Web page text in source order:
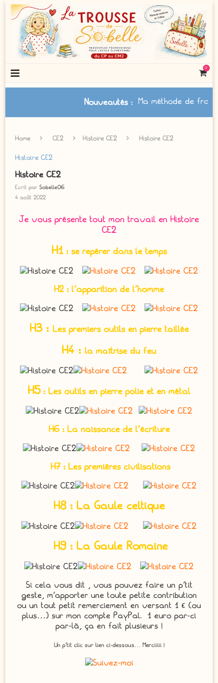
0
Nouveautés: Ma méthode de français à
Home CE2 Histoire CE2 Histoire CE2
Histoire CE2
Histoire CE2
Ecrit parSobelle06
4 août 2022
Je vous présente tout mon travail en Histoire
CE2
H1: se repérer dans le temps
H2 : l’apparition de l’homme
H3 : Les premiers outils en pierre taillée
H4 : la maîtrise du feu
H5: Les outils en pierre polie et en métal
H6 : La naissance de l’écriture
H7 : Les premières civilisations
H8 : La Gaule celtique
H9 : La Gaule Romaine
Si cela vous dit , vous pouvez faire un p’tit
geste, m’apporter une toute petite contribution
ou un tout petit remerciement en versant 1 € (ou
plus…) sur mon compte PayPal. 1 euro par-ci
par-là, ça en fait plusieurs !
Un p’tit clic sur lien ci-dessous… Merciiiii !